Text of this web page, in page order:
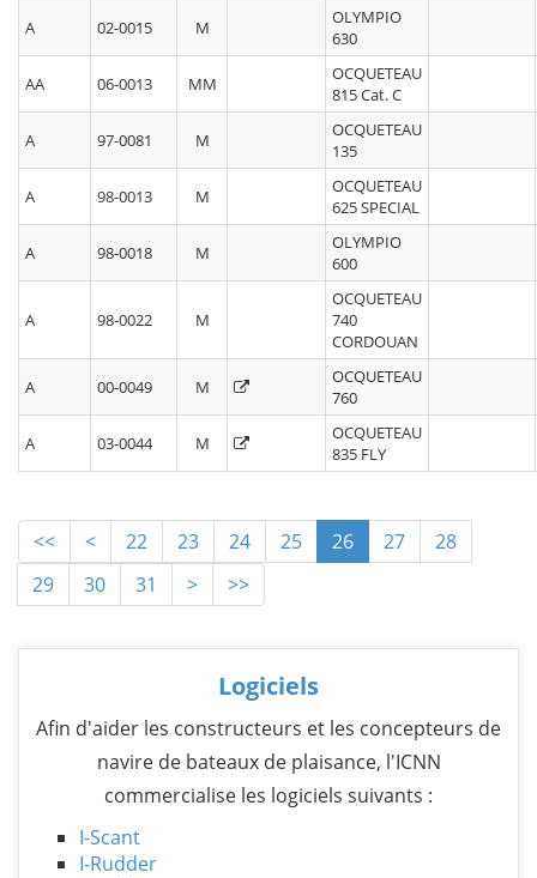
A 02-0015 M
OLYMPIO
630
AA 06-0013 MM
OCQUETEAU
815 Cat. C
A 97-0081 M
OCQUETEAU
135
A 98-0013 M
OCQUETEAU
625 SPECIAL
A 98-0018 M
OLYMPIO
600
A 98-0022 M
OCQUETEAU
740
CORDOUAN
A 00-0049 M
OCQUETEAU
760
A 03-0044 M
OCQUETEAU
835 FLY
<< < 22 23 24 25 26 27
28
29
30 31 > >>
Logiciels
Afin d'aider les constructeurs et les concepteurs de
navire de bateaux de plaisance, l'ICNN
commercialise les logiciels suivants :
I-Scant
I-Rudder